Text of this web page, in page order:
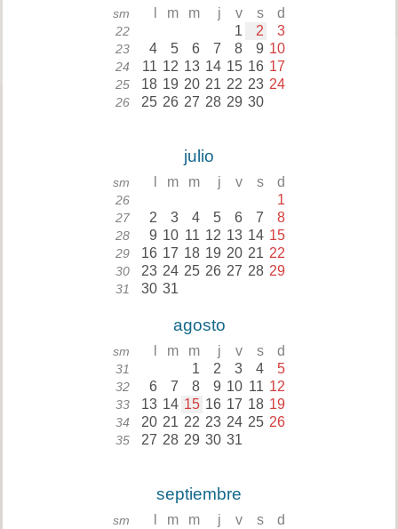
sm m m j v s d
22 1 2 3
23 4 5 6 7 8 9 10
24 11 12 13 14 15 16 17
25 18 19 20 21 22 23 24
26 25 26 27 28 29 30
julio
sm m m j v s d
26 1
27 2 3 4 5 6 7 8
28 9 10 11 12 13 14 15
29 16 17 18 19 20 21 22
30 23 24 25 26 27 28 29
31 30 31
agosto
sm m m j v s d
31 1 2 3 4 5
32 6 7 8 9 10 11 12
33 13 14 15 16 17 18 19
34 20 21 22 23 24 25 26
35 27 28 29 30 31
septiembre
sm m m j v s d